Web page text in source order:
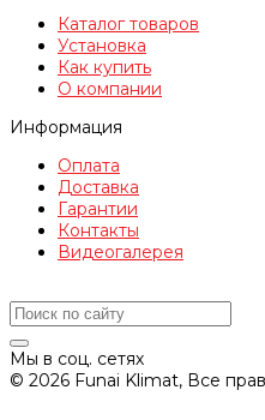
Каталог товаров
Установка
Как купить
О компании
Информация
Оплата
Доставка
Гарантии
Контакты
Видеогалерея
Мы в соц. сетях
© 2026 Funai Klimat, Все